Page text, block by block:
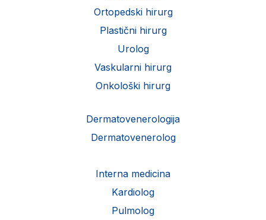
Ortopedski hirurg
Plastični hirurg
Urolog
Vaskularni hirurg
Onkološki hirurg
Dermatovenerologija
Dermatovenerolog
Interna medicina
Kardiolog
Pulmolog